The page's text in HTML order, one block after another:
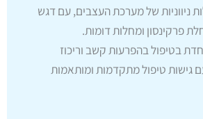
ניווניות של מערכת העצבים, עם דגש
פרקינסון ומחלות דומות.
בטיפול בהפרעות קשב וריכוז
גישות טיפול מתקדמות ומותאמות